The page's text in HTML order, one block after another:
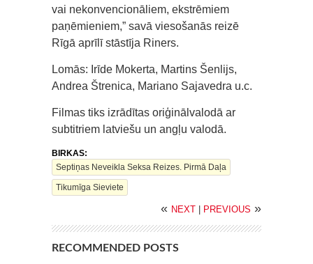
vai nekonvencionāliem, ekstrēmiem
paņēmieniem,” savā viesošanās reizē
Rīgā aprīlī stāstīja Riners.
Lomās: Irīde Mokerta, Martins Šenlijs,
Andrea Štrenica, Mariano Sajavedra u.c.
Filmas tiks izrādītas oriģinālvalodā ar
subtitriem latviešu un angļu valodā.
BIRKAS:
Septiņas Neveikla Seksa Reizes. Pirmā Daļa
Tikumīga Sieviete
« NEXT PREVIOUS »
RECOMMENDED POSTS